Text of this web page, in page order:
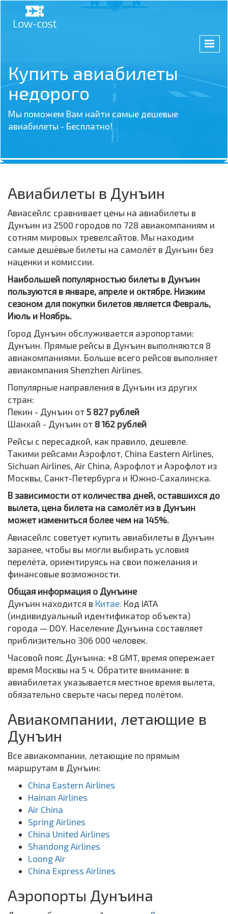
Купить авиабилеты
недорого
Мы поможем Вам найти самые дешевые
авиабилеты - Бесплатно!
Авиабилеты в Дунъин
Авиасейлс сравнивает цены на авиабилеты в
Дунъин из 2500 городов по 728 авиакомпаниям и
сотням мировых тревелсайтов. Мы находим
самые дешёвые билеты на самолёт в Дунъин без
наценки и комиссии.
Наибольшей популярностью билеты в Дунъин
пользуются в январе, апреле и октябре. Низким
сезоном для покупки билетов является Февраль,
Июль и Ноябрь.
Город Дунъин обслуживается аэропортами:
Дунъин. Прямые рейсы в Дунъин выполняются 8
авиакомпаниями. Больше всего рейсов выполняет
авиакомпания Shenzhen Airlines.
Популярные направления в Дунъин из других
стран:
Пекин - Дунъин от 5 827 рублей
Шанхай - Дунъин от 8 162 рублей
Рейсы с пересадкой, как правило, дешевле.
Такими рейсами Аэрофлот, China Eastern Airlines,
Sichuan Airlines, Air China, Аэрофлот и Аэрофлот из
Москвы, Санкт-Петербурга и Южно-Сахалинска.
В зависимости от количества дней, оставшихся до
вылета, цена билета на самолёт из в Дунъин
может измениться более чем на 145%.
Авиасейлс советует купить авиабилеты в Дунъин
заранее, чтобы вы могли выбирать условия
перелёта, ориентируясь на свои пожелания и
финансовые возможности.
Общая информация о Дунъине
Дунъин находится в Китае. Код IATA
(индивидуальный идентификатор объекта)
города — DOY. Население Дунъина составляет
приблизительно 306 000 человек.
Часовой пояс Дунъина: +8 GMT, время опережает
время Москвы на 5 ч. Обратите внимание: в
авиабилетах указывается местное время вылета,
обязательно сверьте часы перед полётом.
Авиакомпании, летающие в
Дунъин
Все авиакомпании, летающие по прямым
маршрутам в Дунъин:
China Eastern Airlines
Hainan Airlines
Air China
Spring Airlines
China United Airlines
Shandong Airlines
Loong Air
China Express Airlines
Аэропорты Дунъина